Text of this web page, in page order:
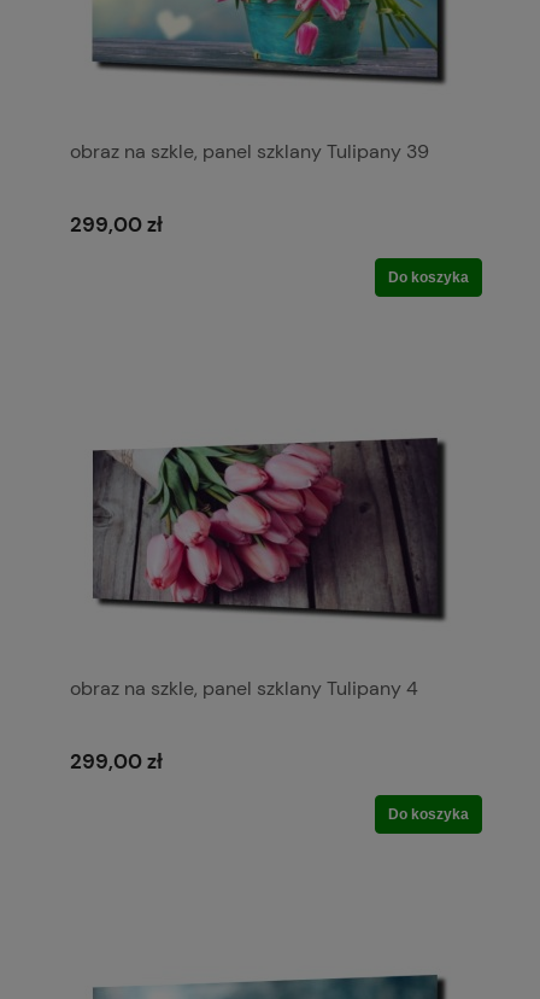
obraz na szkle, panel szklany Tulipany 39
299,00 zł
Do koszyka
obraz na szkle, panel szklany Tulipany 4
299,00 zł
Do koszyka